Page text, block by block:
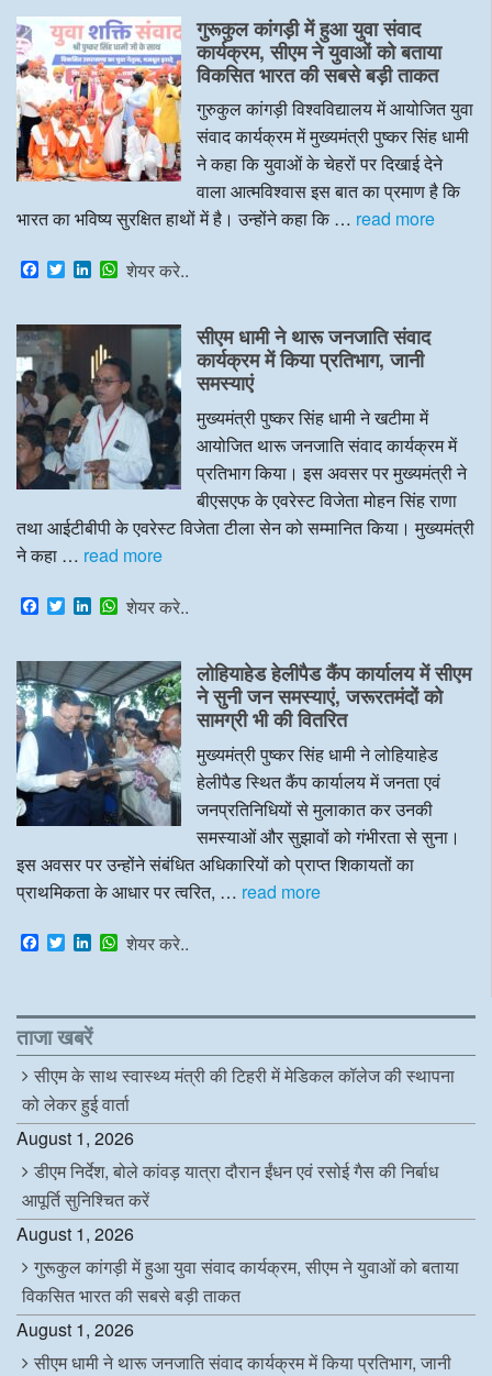
e
b
o
k
t
t
e
r
k
e
d
I
n
t
s
A
p
p
गुरूकुल कांगड़ी में हुआ युवा संवाद
कार्यक्रम, सीएम ने युवाओं को बताया
विकसित भारत की सबसे बड़ी ताकत
गुरुकुल कांगड़ी विश्वविद्यालय में आयोजित युवा
संवाद कार्यक्रम में मुख्यमंत्री पुष्कर सिंह धामी
ने कहा कि युवाओं के चेहरों पर दिखाई देने
वाला आत्मविश्वास इस बात का प्रमाण है कि
भारत का भविष्य सुरक्षित हाथों में है। उन्होंने कहा कि … read more
F
a
e
b
o
o
k
T
w
t
e
r
L
k
e
d
I
n
W
t
A
p
p
शेयर करे..
सीएम धामी ने थारू जनजाति संवाद
कार्यक्रम में किया प्रतिभाग, जानी
समस्याएं
मुख्यमंत्री पुष्कर सिंह धामी ने खटीमा में
आयोजित थारू जनजाति संवाद कार्यक्रम में
प्रतिभाग किया। इस अवसर पर मुख्यमंत्री ने
बीएसएफ के एवरेस्ट विजेता मोहन सिंह राणा
तथा आईटीबीपी के एवरेस्ट विजेता टीला सेन को सम्मानित किया। मुख्यमंत्री
ने कहा … read more
F
a
e
b
o
o
k
T
w
t
t
e
r
L
k
e
d
I
n
W
t
s
A
p
p
शेयर करे..
लोहियाहेड हेलीपैड कैंप कार्यालय में सीएम
ने सुनी जन समस्याएं, जरूरतमंदों को
सामग्री भी की वितरित
मुख्यमंत्री पुष्कर सिंह धामी ने लोहियाहेड
हेलीपैड स्थित कैंप कार्यालय में जनता एवं
जनप्रतिनिधियों से मुलाकात कर उनकी
समस्याओं और सुझावों को गंभीरता से सुना।
इस अवसर पर उन्होंने संबंधित अधिकारियों को प्राप्त शिकायतों का
प्राथमिकता के आधार पर त्वरित, … read more
F
a
b
o
o
k
T
w
t
e
r
L
e
d
I
n
W
s
p
शेयर करे..
ताजा खबरें
सीएम के साथ स्वास्थ्य मंत्री की टिहरी में मेडिकल कॉलेज की स्थापना
को लेकर हुई वार्ता
August 1, 2026
डीएम निर्देश, बोले कांवड़ यात्रा दौरान ईंधन एवं रसोई गैस की निर्बाध
आपूर्ति सुनिश्चित करें
August 1, 2026
गुरूकुल कांगड़ी में हुआ युवा संवाद कार्यक्रम, सीएम ने युवाओं को बताया
विकसित भारत की सबसे बड़ी ताकत
August 1, 2026
सीएम धामी ने थारू जनजाति संवाद कार्यक्रम में किया प्रतिभाग, जानी